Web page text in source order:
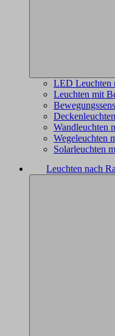
LED Leuchten
Leuchten mit
Wandleuchten
Wegeleuchten
Solarleuchten
Leuchten nach